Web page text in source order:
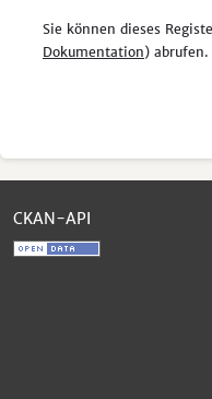
Sie können dieses
Dokumentation) abrufen.
CKAN-API